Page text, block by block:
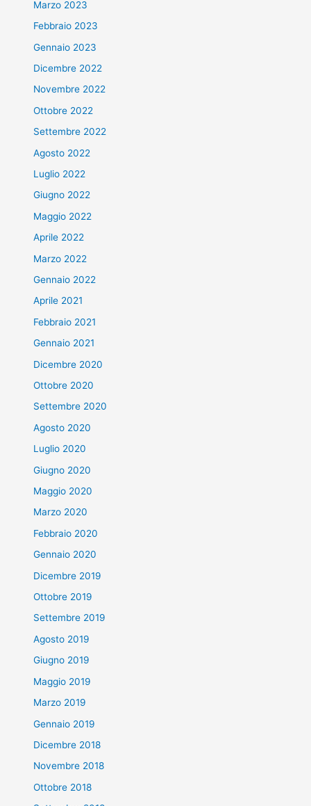
Marzo 2023
Febbraio 2023
Gennaio 2023
Dicembre 2022
Novembre 2022
Ottobre 2022
Settembre 2022
Agosto 2022
Luglio 2022
Giugno 2022
Maggio 2022
Aprile 2022
Marzo 2022
Gennaio 2022
Aprile 2021
Febbraio 2021
Gennaio 2021
Dicembre 2020
Ottobre 2020
Settembre 2020
Agosto 2020
Luglio 2020
Giugno 2020
Maggio 2020
Marzo 2020
Febbraio 2020
Gennaio 2020
Dicembre 2019
Ottobre 2019
Settembre 2019
Agosto 2019
Giugno 2019
Maggio 2019
Marzo 2019
Gennaio 2019
Dicembre 2018
Novembre 2018
Ottobre 2018